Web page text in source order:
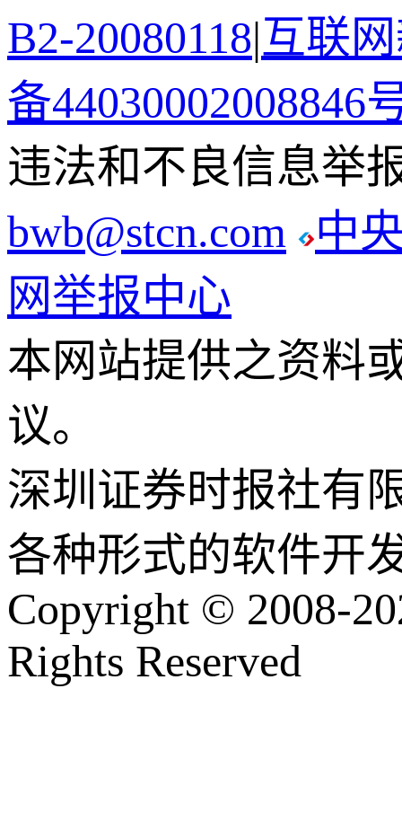
B2-20080118|互联
备44030002008846
违法和不良信息举
bwb@stcn.com
中
网举报中心
本网站提供之资料
议。
深圳证券时报社有
各种形式的软件开
Copyright © 2008-
Rights Reserved